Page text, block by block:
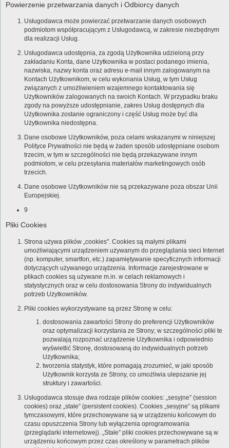
Powierzenie przetwarzania danych i Odbiorcy danych
Usługodawca może powierzać przetwarzanie danych osobowych
podmiotom współpracującym z Usługodawcą, w zakresie niezbędnym
dla realizacji Usług.
Usługodawca udostępnia, za zgodą Użytkownika udzieloną przy
zakładaniu Konta, dane Użytkownika w postaci podanego imienia,
nazwiska, nazwy konta oraz adresu e-mail innym zalogowanym na
Kontach Użytkownikom, w celu wykonania Usług, w tym Usług
związanych z umożliwieniem wzajemnego kontaktowania się
Użytkowników zalogowanych na swoich Kontach. W przypadku braku
zgody na powyższe udostępnianie, zakres Usług dostępnych dla
Użytkownika zostanie ograniczony i część Usług może być dla
Użytkownika niedostępna.
Dane osobowe Użytkowników, poza celami wskazanymi w niniejszej
Polityce Prywatności nie będą w żaden sposób udostępniane osobom
trzecim, w tym w szczególności nie będą przekazywane innym
podmiotom, w celu przesyłania materiałów marketingowych osób
trzecich.
Dane osobowe Użytkowników nie są przekazywane poza obszar Unii
Europejskiej.
9
Pliki Cookies
Strona używa plików „cookies". Cookies są małymi plikami
umożliwiającymi urządzeniem używanym do przeglądania sieci Internet
(np. komputer, smartfon, etc.) zapamiętywanie specyficznych informacji
dotyczących używanego urządzenia. Informacje zarejestrowane w
plikach cookies są używane m.in. w celach reklamowych i
statystycznych oraz w celu dostosowania Strony do indywidualnych
potrzeb Użytkowników.
Pliki cookies wykorzystywane są przez Stronę w celu:
dostosowania zawartości Strony do preferencji Użytkowników
oraz optymalizacji korzystania ze Strony; w szczególności pliki te
pozwalają rozpoznać urządzenie Użytkownika i odpowiednio
wyświetlić Stronę, dostosowaną do indywidualnych potrzeb
Użytkownika;
tworzenia statystyk, które pomagają zrozumieć, w jaki sposób
Użytkownik korzysta ze Strony, co umożliwia ulepszanie jej
struktury i zawartości.
Usługodawca stosuje dwa rodzaje plików cookies: „sesyjne” (session
cookies) oraz „stałe” (persistent cookies). Cookies „sesyjne” są plikami
tymczasowymi, które przechowywane są w urządzeniu końcowym do
czasu opuszczenia Strony lub wyłączenia oprogramowania
(przeglądarki internetowej). „Stałe” pliki cookies przechowywane są w
urządzeniu końcowym przez czas określony w parametrach plików